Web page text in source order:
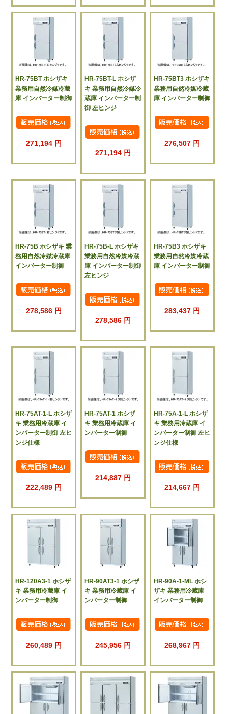
HR-75BT ホシザキ
業務用自然冷媒冷蔵
庫 インバーター制御
271,194 円
HR-75BT-L ホシザ
キ 業務用自然冷媒冷
蔵庫 インバーター制
御 左ヒンジ
271,194 円
HR-75BT3 ホシザキ
業務用自然冷媒冷蔵
庫 インバーター制御
276,507 円
HR-75B ホシザキ 業
務用自然冷媒冷蔵庫
インバーター制御
278,586 円
HR-75B-L ホシザキ
業務用自然冷媒冷蔵
庫 インバーター制御
左ヒンジ
278,586 円
HR-75B3 ホシザキ
業務用自然冷媒冷蔵
庫 インバーター制御
283,437 円
HR-75AT-1-L ホシザ
キ 業務用冷蔵庫 イ
ンバーター制御 左ヒ
ンジ仕様
222,489 円
HR-75AT-1 ホシザ
キ 業務用冷蔵庫 イ
ンバーター制御
214,887 円
HR-75A-1-L ホシザ
キ 業務用冷蔵庫 イ
ンバーター制御 左ヒ
ンジ仕様
214,667 円
HR-120A3-1 ホシザ
キ 業務用冷蔵庫 イ
ンバーター制御
260,489 円
HR-90AT3-1 ホシザ
キ 業務用冷蔵庫 イ
ンバーター制御
245,956 円
HR-90A-1-ML ホシ
ザキ 業務用冷蔵庫
インバーター制御
268,967 円